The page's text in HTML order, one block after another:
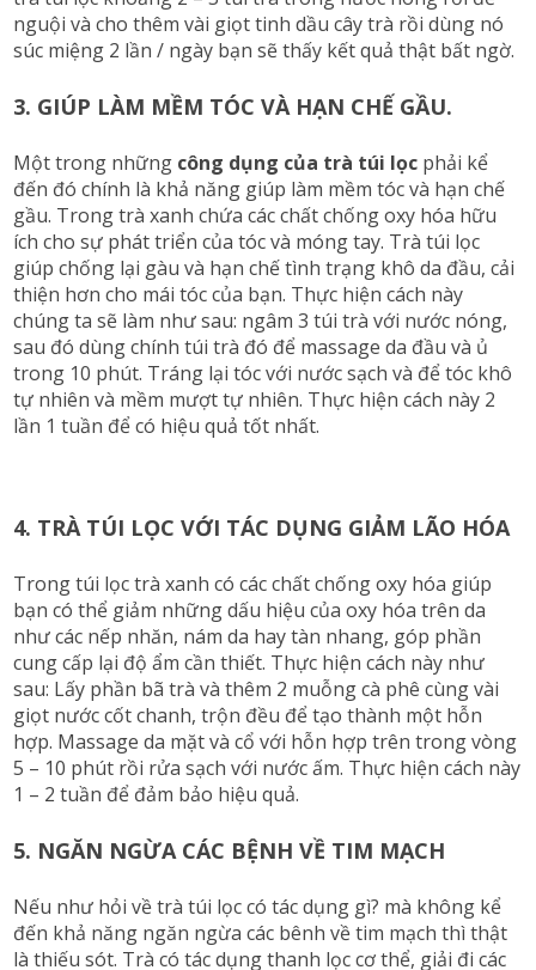
nguội và cho thêm vài giọt tinh dầu cây trà rồi dùng nó
súc miệng 2 lần / ngày bạn sẽ thấy kết quả thật bất ngờ.
3. GIÚP LÀM MỀM TÓC VÀ HẠN CHẾ GẦU.
Một trong những công dụng của trà túi lọc phải kể
đến đó chính là khả năng giúp làm mềm tóc và hạn chế
gầu. Trong trà xanh chứa các chất chống oxy hóa hữu
ích cho sự phát triển của tóc và móng tay. Trà túi lọc
giúp chống lại gàu và hạn chế tình trạng khô da đầu, cải
thiện hơn cho mái tóc của bạn. Thực hiện cách này
chúng ta sẽ làm như sau: ngâm 3 túi trà với nước nóng,
sau đó dùng chính túi trà đó để massage da đầu và ủ
trong 10 phút. Tráng lại tóc với nước sạch và để tóc khô
tự nhiên và mềm mượt tự nhiên. Thực hiện cách này 2
lần 1 tuần để có hiệu quả tốt nhất.
4. TRÀ TÚI LỌC VỚI TÁC DỤNG GIẢM LÃO HÓA
Trong túi lọc trà xanh có các chất chống oxy hóa giúp
bạn có thể giảm những dấu hiệu của oxy hóa trên da
như các nếp nhăn, nám da hay tàn nhang, góp phần
cung cấp lại độ ẩm cần thiết. Thực hiện cách này như
sau: Lấy phần bã trà và thêm 2 muỗng cà phê cùng vài
giọt nước cốt chanh, trộn đều để tạo thành một hỗn
hợp. Massage da mặt và cổ với hỗn hợp trên trong vòng
5 – 10 phút rồi rửa sạch với nước ấm. Thực hiện cách này
1 – 2 tuần để đảm bảo hiệu quả.
5. NGĂN NGỪA CÁC BỆNH VỀ TIM MẠCH
Nếu như hỏi về trà túi lọc có tác dụng gì? mà không kể
đến khả năng ngăn ngừa các bênh về tim mạch thì thật
là thiếu sót. Trà có tác dụng thanh lọc cơ thể, giải đi các